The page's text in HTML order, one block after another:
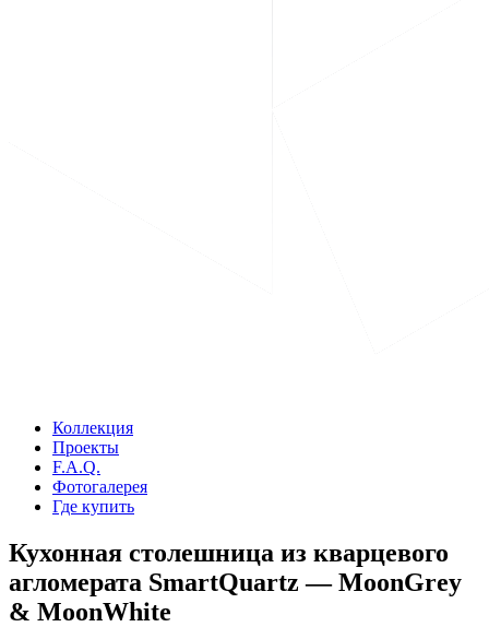
Коллекция
Проекты
F.A.Q.
Фотогалерея
Где купить
Skip
to
content
Кухонная столешница из кварцевого
агломерата SmartQuartz — MoonGrey
& MoonWhite